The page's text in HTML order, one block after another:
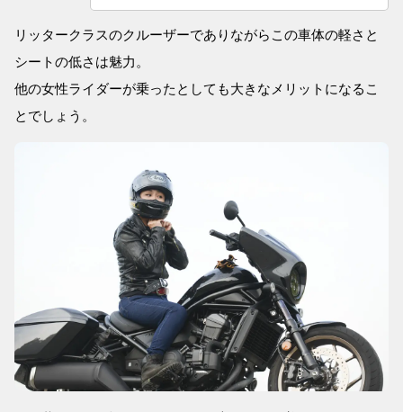
リッタークラスのクルーザーでありながらこの車体の軽さと
シートの低さは魅力。
他の女性ライダーが乗ったとしても大きなメリットになるこ
とでしょう。